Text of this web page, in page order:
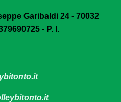
Garibaldi 24 - 70032
- P. I.